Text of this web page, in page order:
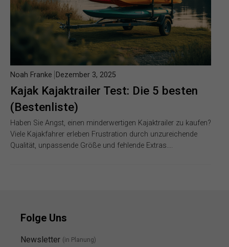
Kajak Kajaktrailer Test: Die 5 besten
(Bestenliste)
Noah Franke Dezember 3, 2025
Haben Sie Angst, einen minderwertigen Kajaktrailer zu kaufen?
Viele Kajakfahrer erleben Frustration durch unzureichende
Qualität, unpassende Größe und fehlende Extras….
Folge Uns
Newsletter (in Planung)